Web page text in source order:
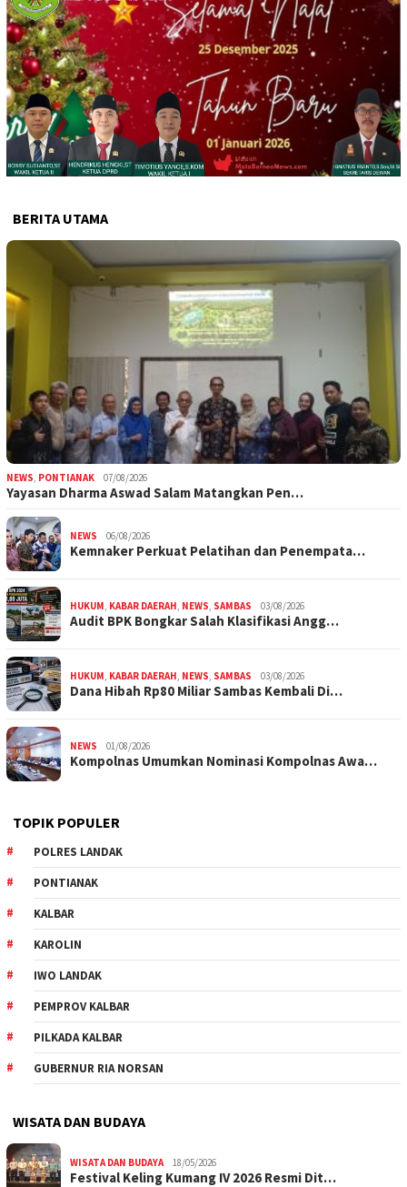
BERITA UTAMA
NEWS, PONTIANAK 07/08/2026
Yayasan Dharma Aswad Salam Matangkan Pen…
NEWS 06/08/2026
Kemnaker Perkuat Pelatihan dan Penempata…
HUKUM, KABAR DAERAH, NEWS, SAMBAS 03/08/2026
Audit BPK Bongkar Salah Klasifikasi Angg…
HUKUM, KABAR DAERAH, NEWS, SAMBAS 03/08/2026
Dana Hibah Rp80 Miliar Sambas Kembali Di…
NEWS 01/08/2026
Kompolnas Umumkan Nominasi Kompolnas Awa…
TOPIK POPULER
POLRES LANDAK
PONTIANAK
KALBAR
KAROLIN
IWO LANDAK
PEMPROV KALBAR
PILKADA KALBAR
GUBERNUR RIA NORSAN
WISATA DAN BUDAYA
WISATA DAN BUDAYA 18/05/2026
Festival Keling Kumang IV 2026 Resmi Dit…